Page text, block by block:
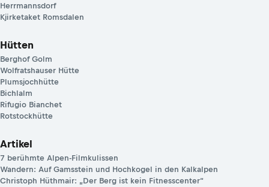
Herrmannsdorf
Kjirketaket Romsdalen
Hütten
Berghof Golm
Wolfratshauser Hütte
Plumsjochhütte
Bichlalm
Rifugio Bianchet
Rotstockhütte
Artikel
7 berühmte Alpen-Filmkulissen
Wandern: Auf Gamsstein und Hochkogel in den Kalkalpen
Christoph Hüthmair: „Der Berg ist kein Fitnesscenter“